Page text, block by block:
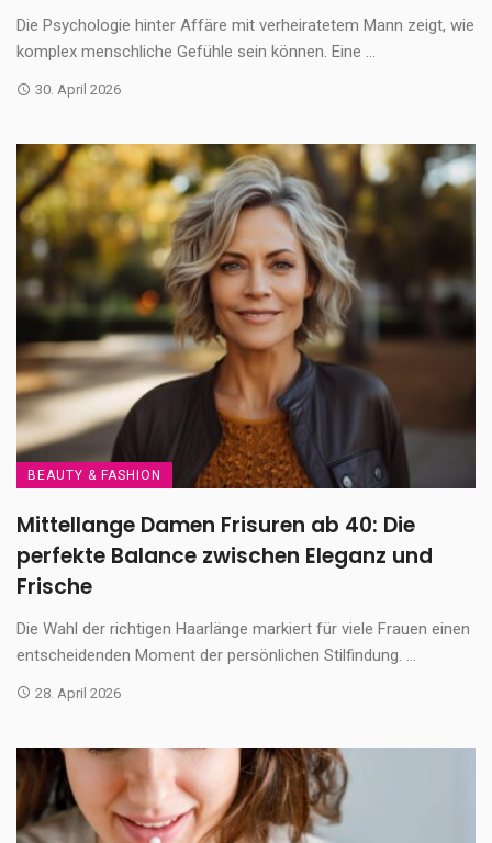
Die Psychologie hinter Affäre mit verheiratetem Mann zeigt, wie
komplex menschliche Gefühle sein können. Eine ...
30. April 2026
BEAUTY & FASHION
Mittellange Damen Frisuren ab 40: Die
perfekte Balance zwischen Eleganz und
Frische
Die Wahl der richtigen Haarlänge markiert für viele Frauen einen
entscheidenden Moment der persönlichen Stilfindung. ...
28. April 2026